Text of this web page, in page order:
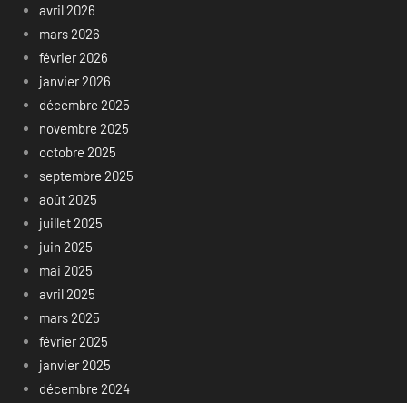
avril 2026
mars 2026
février 2026
janvier 2026
décembre 2025
novembre 2025
octobre 2025
septembre 2025
août 2025
juillet 2025
juin 2025
mai 2025
avril 2025
mars 2025
février 2025
janvier 2025
décembre 2024